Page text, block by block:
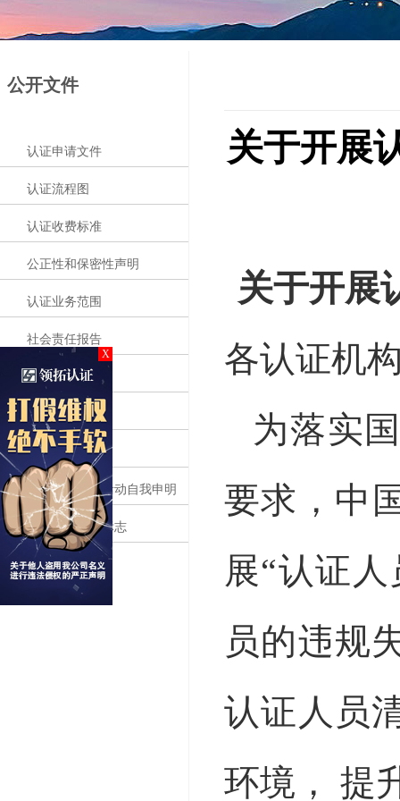
X
公开文件
认证申请文件
认证流程图
认证收费标准
公正性和保密性声明
认证业务范围
社会责任报告
认证实施规则
获证组织须知
证书样本
依法从事认证活动自我申明
领拓认证机构标志
关于开展
关于开展
各认证机
为落实
要求，中
展“认证
员的违规
认证人员
环境， 提